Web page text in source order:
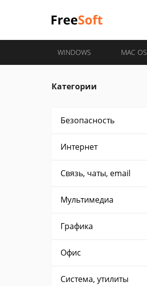
WINDOWS MAC OS
Категории
Безопасность
Интернет
Связь, чаты, email
Мультимедиа
Графика
Офис
Система, утилиты